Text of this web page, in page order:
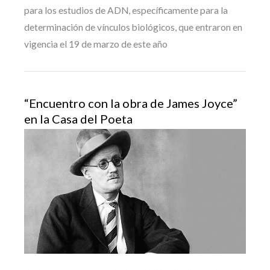
para los estudios de ADN, específicamente para la
determinación de vínculos biológicos, que entraron en
vigencia el 19 de marzo de este año
“Encuentro con la obra de James Joyce”
en la Casa del Poeta